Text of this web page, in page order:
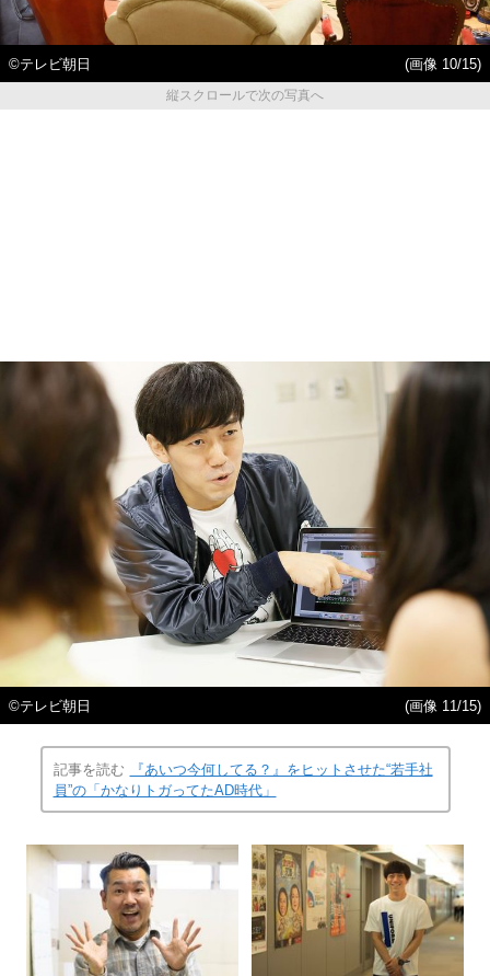
©テレビ朝日
(画像 10/15)
縦スクロールで次の写真へ
©テレビ朝日 (画像 11/15)
記事を読む
『あいつ今何してる？』をヒットさせた“若手社
員”の「かなりトガってたAD時代」